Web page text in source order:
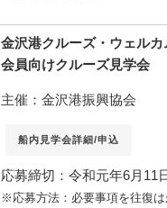
金沢港クルーズ・ウェルカ
会員向けクルーズ見学会
主催：金沢港振興協会
船内見学会詳細/申込
応募締切：令和元年6月11
※応募方法：必要事項を往復は